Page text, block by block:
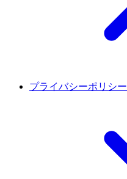
プライバシーポリシー